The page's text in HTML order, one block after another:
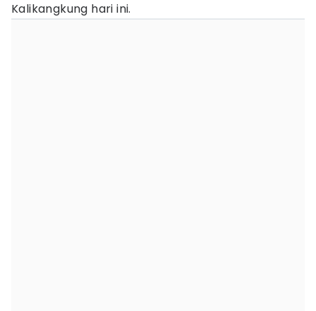
Kalikangkung hari ini.